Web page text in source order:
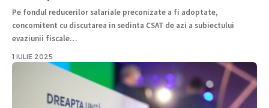
Pe fondul reducerilor salariale preconizate a fi adoptate,
concomitent cu discutarea in sedinta CSAT de azi a subiectului
evaziunii fiscale…
1 IULIE 2025